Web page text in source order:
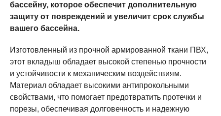
бассейну, которое обеспечит дополнительную
защиту от повреждений и увеличит срок службы
вашего бассейна.
Изготовленный из прочной армированной ткани ПВХ,
этот вкладыш обладает высокой степенью прочности
и устойчивости к механическим воздействиям.
Материал обладает высокими антипрокольными
свойствами, что помогает предотвратить протечки и
порезы, обеспечивая долговечность и надежную